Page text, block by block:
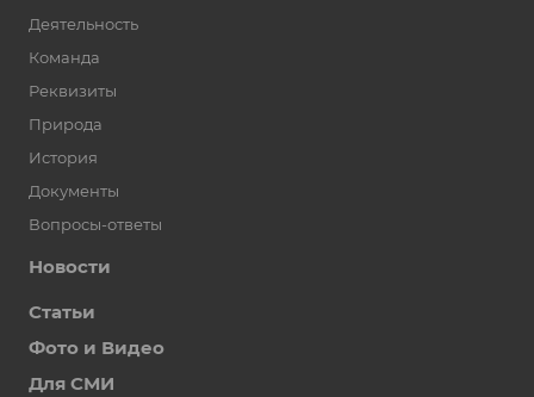
Деятельность
Команда
Реквизиты
Природа
История
Документы
Вопросы-ответы
Новости
Статьи
Фото и Видео
Для СМИ